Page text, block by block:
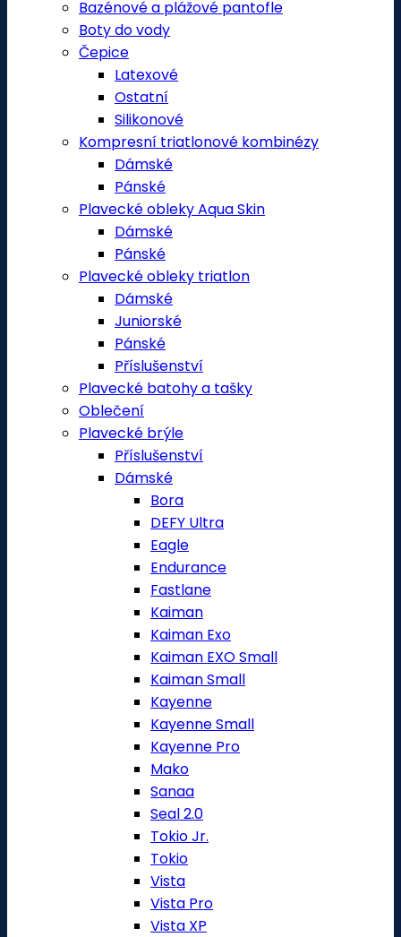
Bazénové a plážové pantofle
Boty do vody
Čepice
Latexové
Ostatní
Silikonové
Kompresní triatlonové kombinézy
Dámské
Pánské
Plavecké obleky Aqua Skin
Dámské
Pánské
Plavecké obleky triatlon
Dámské
Juniorské
Pánské
Příslušenství
Plavecké batohy a tašky
Oblečení
Plavecké brýle
Příslušenství
Dámské
Bora
DEFY Ultra
Eagle
Endurance
Fastlane
Kaiman
Kaiman Exo
Kaiman EXO Small
Kaiman Small
Kayenne
Kayenne Small
Kayenne Pro
Mako
Sanaa
Seal 2.0
Tokio Jr.
Tokio
Vista
Vista Pro
Vista XP